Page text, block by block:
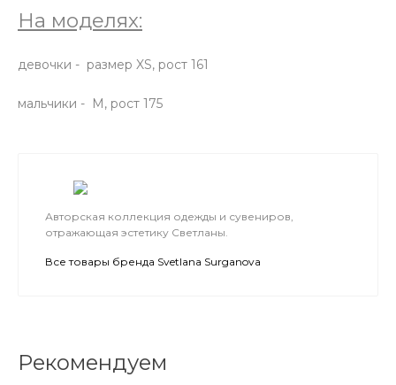
На моделях:
девочки - размер XS, рост 161
мальчики - М, рост 175
Авторская коллекция одежды и сувениров,
отражающая эстетику Светланы.
Все товары бренда Svetlana Surganova
Рекомендуем